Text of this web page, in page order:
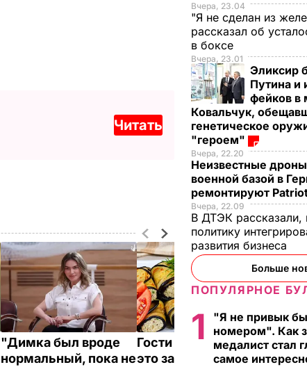
Читать
"Димка был вроде
нормальный, пока не
Гости думают, что
это закуска из
не
Вчера, 23.04
"Я не сделан из
рассказал об
в боксе
Вчера, 23.01
Эликсир
Путина и
фейков в
Ковальчук,
генетическое
"героем"
Вчера, 22.20
Неизвестные
военной базой в
ремонтируют
Вчера, 22.09
В ДТЭК рассказали,
политику
развития бизнеса
Больше
ПОПУЛЯРНОЕ
1
"Я не привык
номером". Как
медалист стал
самое